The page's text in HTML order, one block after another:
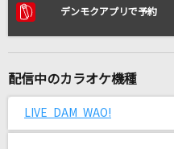
リアルタイムで
[生音]ツキミソウ
デンモクアプリで予約
配信中のカラオケ機種
LIVE DAM WAO!